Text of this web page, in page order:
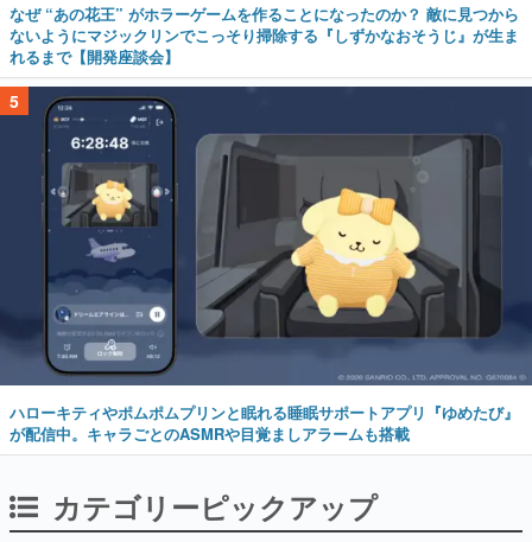
なぜ “あの花王” がホラーゲームを作ることになったのか？ 敵に見つから
ないようにマジックリンでこっそり掃除する『しずかなおそうじ』が生ま
れるまで【開発座談会】
5
ハローキティやポムポムプリンと眠れる睡眠サポートアプリ『ゆめたび』
が配信中。キャラごとのASMRや目覚ましアラームも搭載
カテゴリーピックアップ